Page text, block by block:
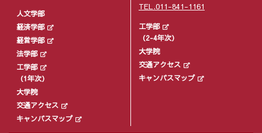
人文学部
経済学部
経営学部
法学部
工学部
（1年次）
大学院
交通アクセス
キャンパスマップ
TEL.011-841-1161
工学部
（2-4年次）
大学院
交通アクセス
キャンパスマップ